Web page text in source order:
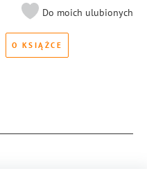
Do moich ulubionych
O KSIĄŻCE